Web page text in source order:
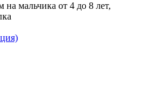
мальчика от 4 до 8 лет,